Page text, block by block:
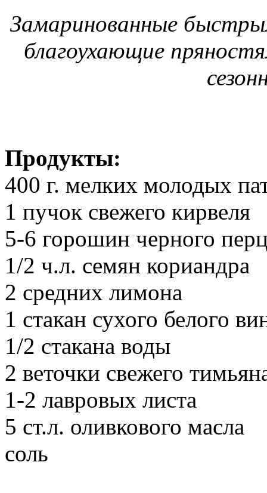
Замаринованные
благоухающие
Продукты:
400 г. мелких молодых
1 пучок свежего кирвеля
5-6 горошин черного
1/2 ч.л. семян кориандра
2 средних лимона
1 стакан сухого белого
1/2 стакана воды
2 веточки свежего
1-2 лавровых листа
5 ст.л. оливкового масла
соль